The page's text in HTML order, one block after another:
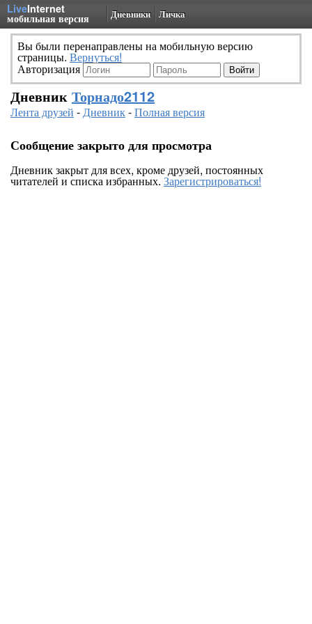
LiveInternet
мобильная версия Дневники Личка
Вы были перенаправлены на мобильную версию
страницы. Вернуться!
Авторизация
Дневник Торнадо2112
Лента друзей -Дневник-Полная версия
Сообщение закрыто для просмотра
Дневник закрыт для всех, кроме друзей, постоянных
читателей и списка избранных. Зарегистрироваться!